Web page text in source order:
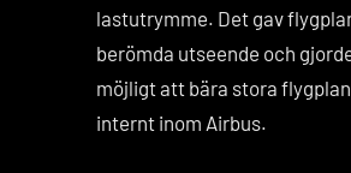
lastutrymme. Det gav
berömda utseende och
möjligt att bära stora
internt inom Airbus.